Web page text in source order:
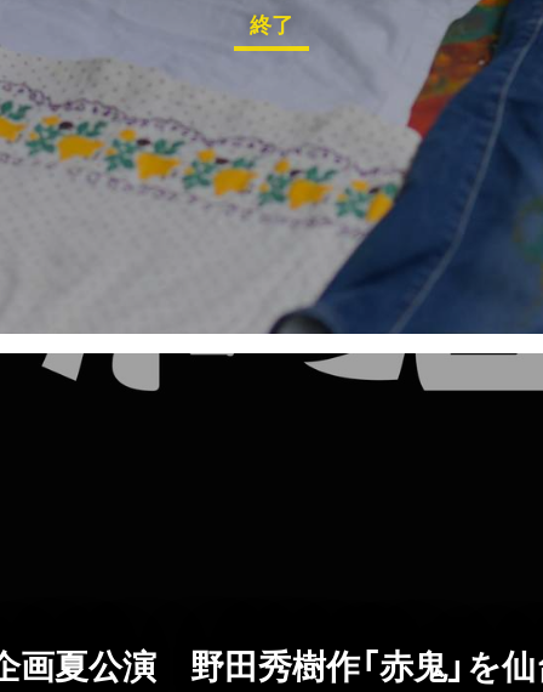
終了
画夏公演 野田秀樹作「赤鬼」を仙